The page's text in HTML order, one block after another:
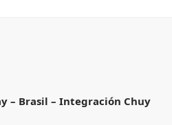
– Brasil – Integración Chuy